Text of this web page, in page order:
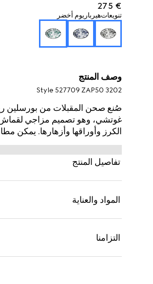
€ 275
تنويعاتهيرباريوم أخضر
وصف المنتج
Style ‎527709 ZAP50 3202
صُنع صحن المقبلات من بورسلين
غوتشي، وهو تصميم مزاجي
الكرز وأوراقها وأزهارها. يمكن
تفاصيل المنتج
المواد والعناية
التزامنا